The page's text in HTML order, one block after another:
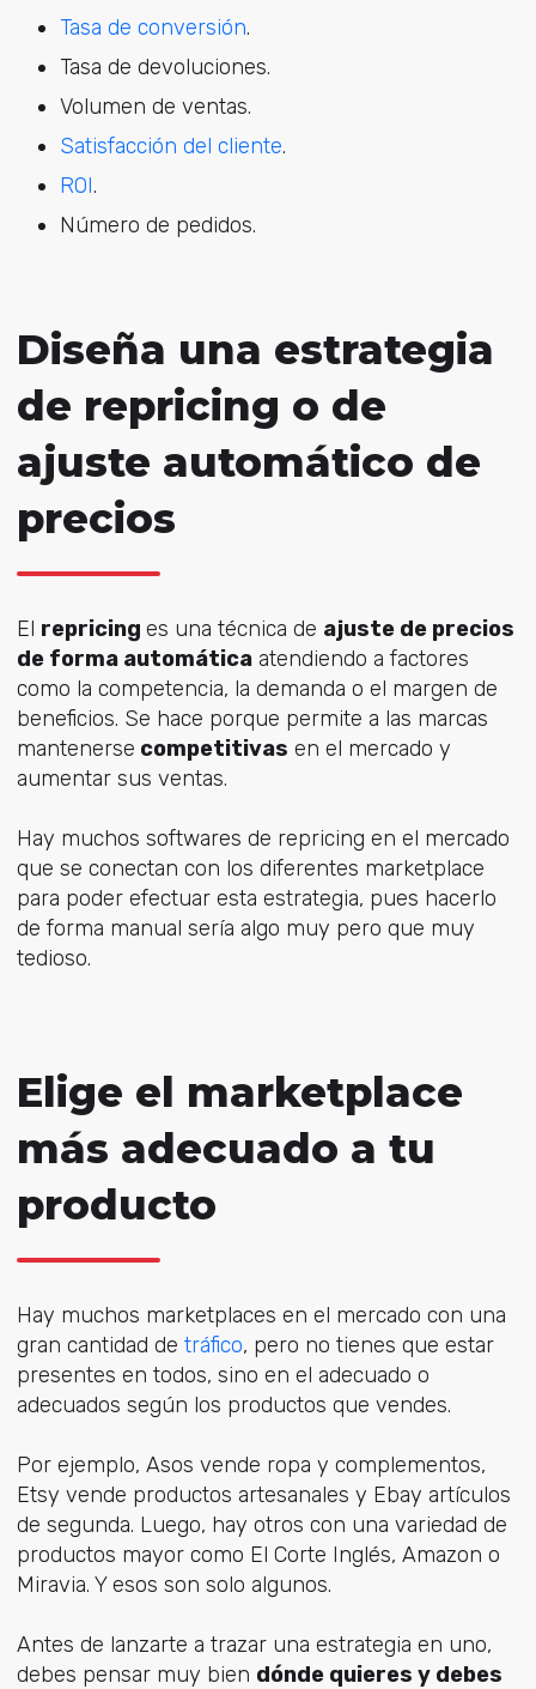
Tasa de conversión.
Tasa de devoluciones.
Volumen de ventas.
Satisfacción del cliente.
ROI.
Número de pedidos.
Diseña una estrategia
de repricing o de
ajuste automático de
precios
El repricing es una técnica de ajuste de precios
de forma automáticaatendiendo a factores
como la competencia, la demanda o el margen de
beneficios. Se hace porque permite a las marcas
mantenerse competitivas en el mercado y
aumentar sus ventas.
Hay muchos softwares de repricing en el mercado
que se conectan con los diferentes marketplace
para poder efectuar esta estrategia, pues hacerlo
de forma manual sería algo muy pero que muy
tedioso.
Elige el marketplace
más adecuado a tu
producto
Hay muchos marketplaces en el mercado con una
gran cantidad de tráfico, pero no tienes que estar
presentes en todos, sino en el adecuado o
adecuados según los productos que vendes.
Por ejemplo, Asos vende ropa y complementos,
Etsy vende productos artesanales y Ebay artículos
de segunda. Luego, hay otros con una variedad de
productos mayor como El Corte Inglés, Amazon o
Miravia. Y esos son solo algunos.
Antes de lanzarte a trazar una estrategia en uno,
debes pensar muy bien dónde quieres y debes